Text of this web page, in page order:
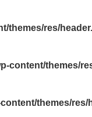
themes/res/
content/themes/
themes/res/